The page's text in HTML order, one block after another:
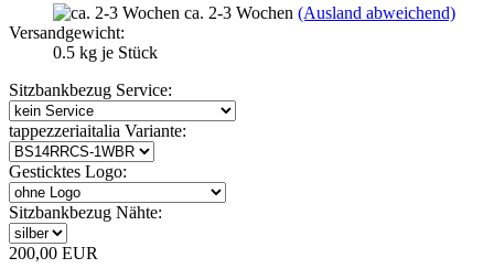
ca. 2-3 Wochen (Ausland abweichend)
Versandgewicht:
0.5 kg je Stück
Sitzbankbezug Service:
tappezzeriaitalia Variante:
Gesticktes Logo:
Sitzbankbezug Nähte:
200,00 EUR